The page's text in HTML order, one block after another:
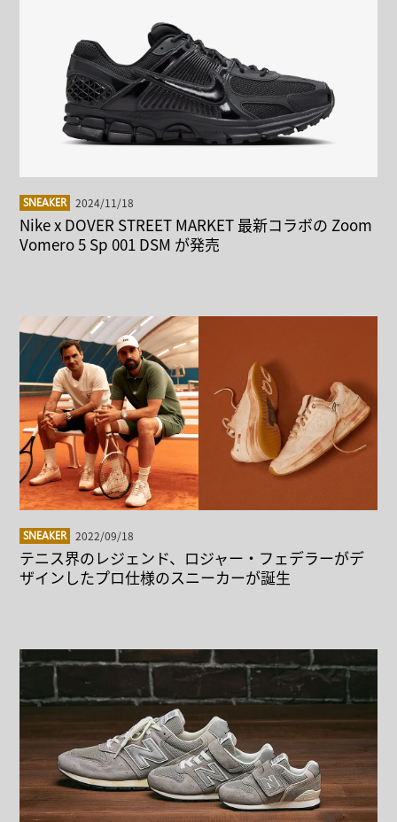
SNEAKER 2024/11/18
Nike x DOVER STREET MARKET 最新コラボの Zoom
Vomero 5 Sp 001 DSM が発売
SNEAKER 2022/09/18
テニス界のレジェンド、ロジャー・フェデラーがデ
ザインしたプロ仕様のスニーカーが誕生